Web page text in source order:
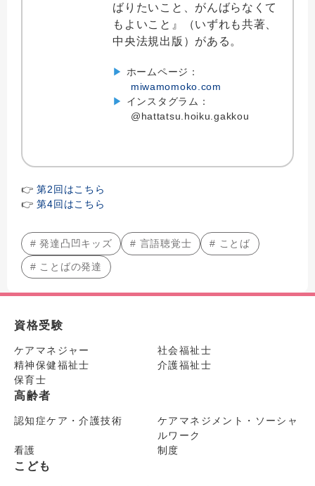
ばりたいこと、がんばらなくて
もよいこと』（いずれも共著、
中央法規出版）がある。
▶
ホームページ：
miwamomoko.com
▶
インスタグラム：
@hattatsu.hoiku.gakkou
👉第2回はこちら
👉第4回はこちら
# 発達凸凹キッズ # 言語聴覚士 # ことば
# ことばの発達
資格受験
ケアマネジャー
社会福祉士
精神保健福祉士
介護福祉士
保育士
高齢者
認知症ケア・介護技術
ケアマネジメント・ソーシャ
ルワーク
看護
制度
こども